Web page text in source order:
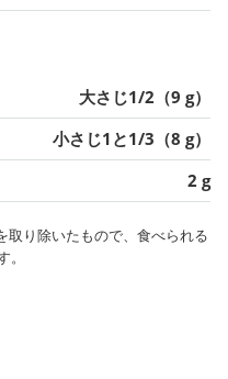
大さじ1/2（9 g）
小さじ1と1/3（8 g）
2 g
取り除いたもので、食べられる